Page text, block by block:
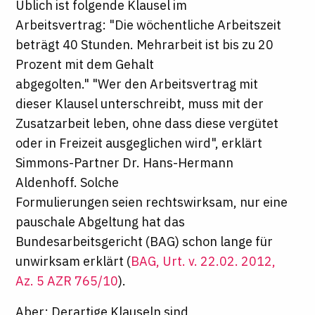
Üblich ist folgende Klausel im
Arbeitsvertrag: "Die wöchentliche Arbeitszeit
beträgt 40 Stunden. Mehrarbeit ist bis zu 20
Prozent mit dem Gehalt
abgegolten." "Wer den Arbeitsvertrag mit
dieser Klausel unterschreibt, muss mit der
Zusatzarbeit leben, ohne dass diese vergütet
oder in Freizeit ausgeglichen wird", erklärt
Simmons-Partner Dr. Hans-Hermann
Aldenhoff. Solche
Formulierungen seien rechtswirksam, nur eine
pauschale Abgeltung hat das
Bundesarbeitsgericht (BAG) schon lange für
unwirksam erklärt (BAG, Urt. v. 22.02. 2012,
Az. 5 AZR 765/10).